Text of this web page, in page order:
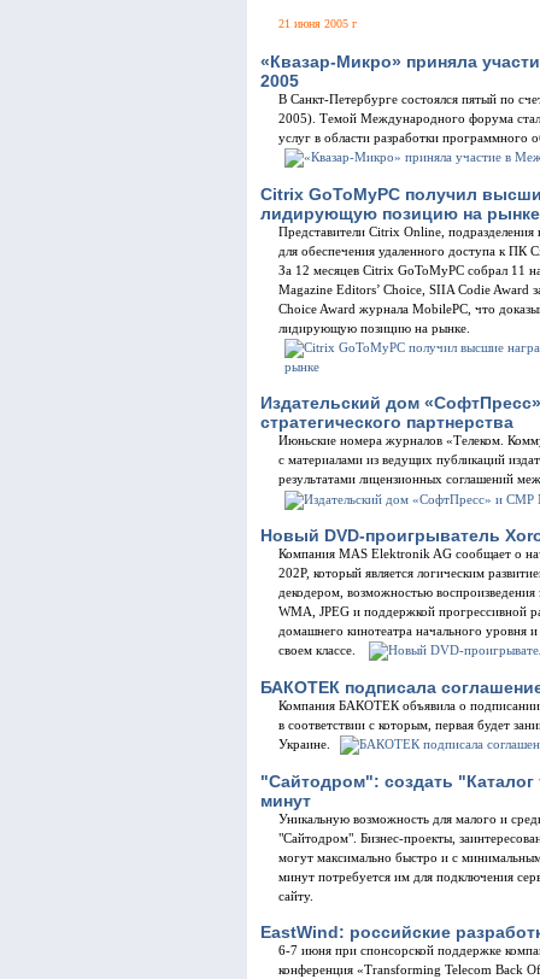
21 июня 2005 г
«Квазар-Микро» приняла
2005
В Санкт-Петербурге состоялся пятый по
2005). Темой Международного форума
услуг в области разработки программного
Citrix GoToMyPC получил
лидирующую позицию на рынке
Представители Citrix Online,
для обеспечения удаленного доступа к
За 12 месяцев Citrix GoToMyPC собрал 11
Magazine Editors’ Choice, SIIA Codie Award
Choice Award журнала MobilePC, что
лидирующую позицию на рынке.
Издательский дом
стратегического партнерства
Июньские номера журналов «Телеком.
с материалами из ведущих публикаций
результатами лицензионных соглашений
Новый DVD-проигрыватель
Компания MAS Elektronik AG сообщает о
202P, который является логическим
декодером, возможностью
WMA, JPEG и поддержкой прогрессивной
домашнего кинотеатра начального уровня
своем классе.
БАКОТЕК подписала
Компания БАКОТЕК объявила о подписании
в соответствии с которым, первая будет
Украине.
"Сайтодром": создать
минут
Уникальную возможность для малого и
"Сайтодром". Бизнес-проекты,
могут максимально быстро и с
минут потребуется им для подключения
сайту.
EastWind: российские
6-7 июня при спонсорской поддержке
конференция «Transforming Telecom Back